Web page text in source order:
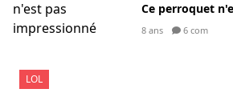
LOL
Ce perroquet
8 ans 6 com